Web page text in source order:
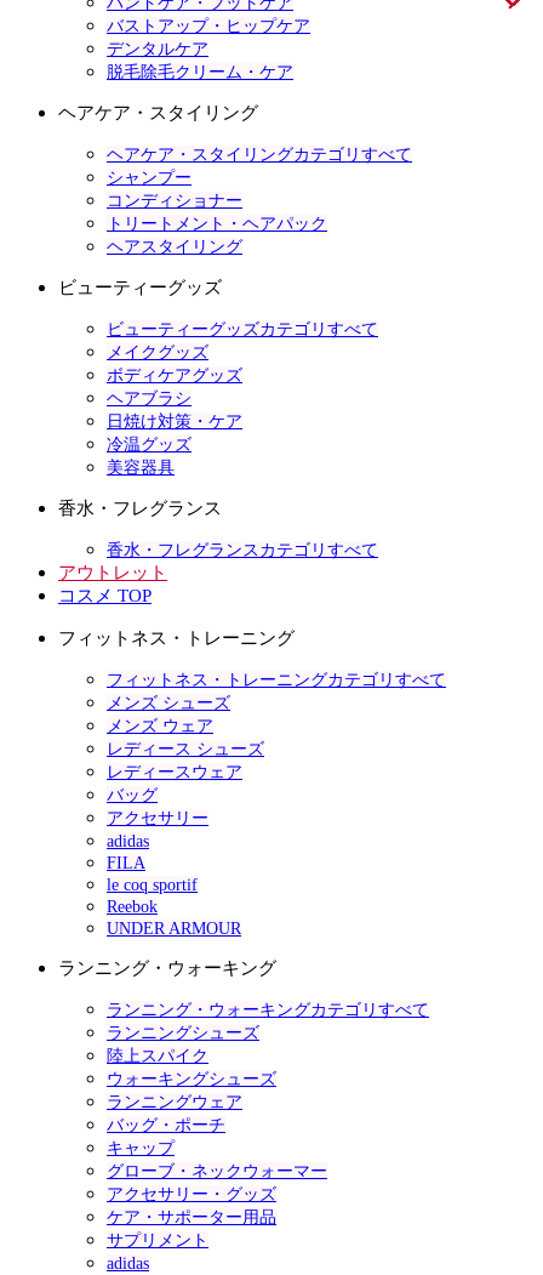
バストアップ・ヒップケア
デンタルケア
脱毛除毛クリーム・ケア
ヘアケア・スタイリング
ヘアケア・スタイリングカテゴリすべて
シャンプー
コンディショナー
トリートメント・ヘアパック
ヘアスタイリング
ビューティーグッズ
ビューティーグッズカテゴリすべて
メイクグッズ
ボディケアグッズ
ヘアブラシ
日焼け対策・ケア
冷温グッズ
美容器具
香水・フレグランス
香水・フレグランスカテゴリすべて
アウトレット
コスメ TOP
フィットネス・トレーニング
フィットネス・トレーニングカテゴリすべて
メンズ シューズ
メンズ ウェア
レディース シューズ
レディースウェア
バッグ
アクセサリー
adidas
FILA
le coq sportif
Reebok
UNDER ARMOUR
ランニング・ウォーキング
ランニング・ウォーキングカテゴリすべて
ランニングシューズ
陸上スパイク
ウォーキングシューズ
ランニングウェア
バッグ・ポーチ
キャップ
グローブ・ネックウォーマー
アクセサリー・グッズ
ケア・サポーター用品
サプリメント
adidas